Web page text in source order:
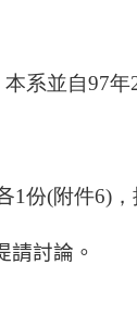
系並自97年
1份(附件6)，
請討論。